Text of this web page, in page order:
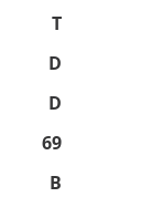
T
D
D
69
B